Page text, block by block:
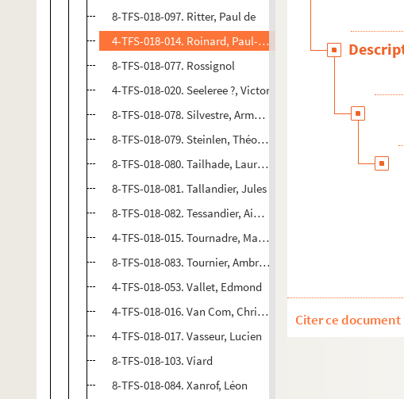
8-TFS-018-097. Ritter, Paul de
4-TFS-018-014. Roinard, Paul-Napoléon
8-TFS-018-077. Rossignol
4-TFS-018-020. Seeleree ?, Victor
8-TFS-018-078. Silvestre, Armand
8-TFS-018-079. Steinlen, Théophile Alexandre
8-TFS-018-080. Tailhade, Laurent
8-TFS-018-081. Tallandier, Jules
8-TFS-018-082. Tessandier, Aimée
4-TFS-018-015. Tournadre, Marius
8-TFS-018-083. Tournier, Ambroise
4-TFS-018-053. Vallet, Edmond
4-TFS-018-016. Van Com, Christian
4-TFS-018-017. Vasseur, Lucien
8-TFS-018-103. Viard
8-TFS-018-084. Xanrof, Léon
Citer ce document